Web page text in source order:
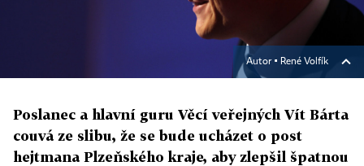
Autor ▪ René Volfík
Poslanec a hlavní guru Věcí veřejných Vít Bárta
couvá ze slibu, že se bude ucházet o post
hejtmana Plzeňského kraje, aby zlepšil špatnou